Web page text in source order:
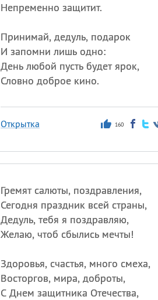
Непременно защитит.
Принимай, дедуль, подарок
И запомни лишь одно:
День любой пусть будет ярок,
Словно доброе кино.
Открытка 160
Гремят салюты, поздравления,
Сегодня праздник всей страны,
Дедуль, тебя я поздравляю,
Желаю, чтоб сбылись мечты!
Здоровья, счастья, много смеха,
Восторгов, мира, доброты,
С Днем защитника Отечества,